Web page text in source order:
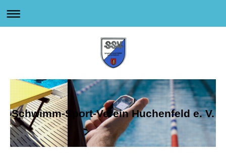
Schwimm-Sport-Verein Huchenfeld e. V.